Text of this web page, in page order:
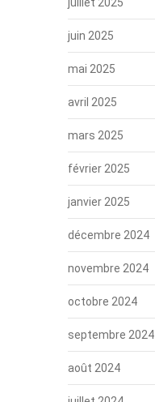
juin 2025
mai 2025
avril 2025
mars 2025
février 2025
janvier 2025
décembre 2024
novembre 2024
octobre 2024
septembre 2024
août 2024